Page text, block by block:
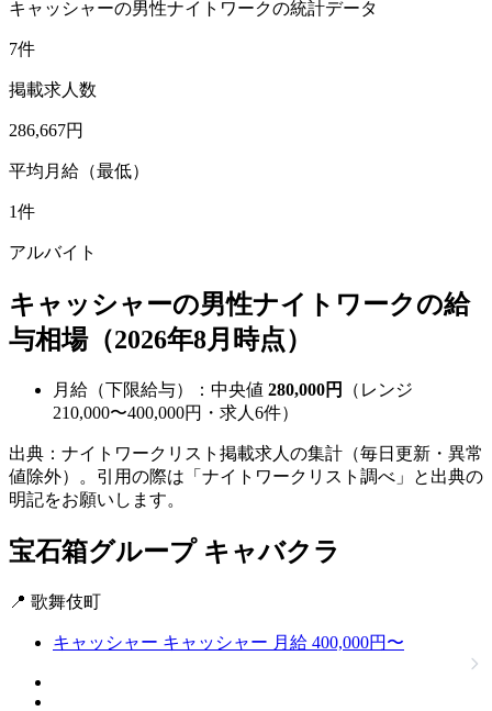
キャッシャーの男性ナイトワークの統計データ
7件
掲載求人数
286,667円
平均月給（最低）
1件
アルバイト
キャッシャーの男性ナイトワークの給
与相場（2026年8月時点）
月給（下限給与）：中央値 280,000円
（レンジ
210,000〜400,000円・求人6件）
出典：ナイトワークリスト掲載求人の集計（毎日更新・異常
値除外）。引用の際は「ナイトワークリスト調べ」と出典の
明記をお願いします。
宝石箱グループ キャバクラ
📍 歌舞伎町
キャッシャー キャッシャー 月給 400,000円〜